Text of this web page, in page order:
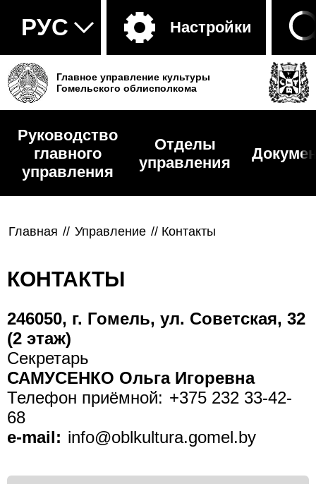
Настройки
Главное управление культуры
Гомельского облисполкома
Руководство
главного
управления
Отделы
управления
Главная // Управление // Контакты
КОНТАКТЫ
246050, г. Гомель, ул. Советская, 32
(2 этаж)
Секретарь
САМУСЕНКО Ольга Игоревна
Телефон приёмной: +375 232 33-42-
68
e-mail: info@oblkultura.gomel.by